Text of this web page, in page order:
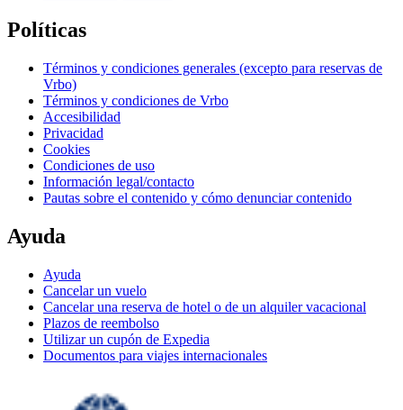
Políticas
Términos y condiciones generales (excepto para reservas de
Vrbo)
Términos y condiciones de Vrbo
Accesibilidad
Privacidad
Cookies
Condiciones de uso
Información legal/contacto
Pautas sobre el contenido y cómo denunciar contenido
Ayuda
Ayuda
Cancelar un vuelo
Cancelar una reserva de hotel o de un alquiler vacacional
Plazos de reembolso
Utilizar un cupón de Expedia
Documentos para viajes internacionales